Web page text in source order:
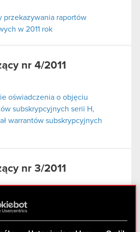
przekazywania raportów
w 2011 rok
nr 4/2011
oświadczenia o objęciu
subskrypcyjnych serii H,
warrantów subskrypcyjnych
nr 3/2011
prokury samoistnej i
prokur łącznych